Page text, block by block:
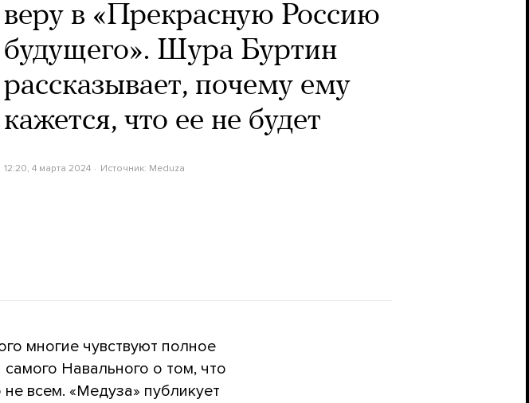
веру в «Прекрасную Россию
будущего». Шура Буртин
рассказывает, почему ему
кажется, что ее не будет
12:20, 4 марта 2024 Источник: Meduza
многие чувствуют полное
Навального о том, что
всем. «Медуза» публикует